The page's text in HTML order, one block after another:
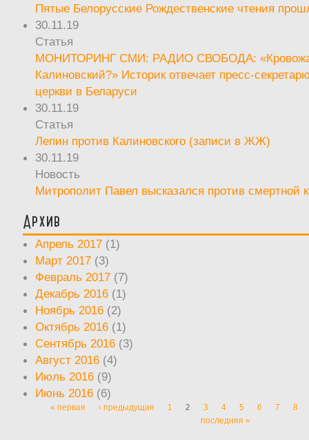
Пятые Белорусские Рождественские чтения
30.11.19
Статья
МОНИТОРИНГ СМИ: РАДИО СВОБОДА:
Калиновский?» Историк отвечает пресс-
церкви в Беларуси
30.11.19
Статья
Лепин против Калиновского (записи в ЖЖ)
30.11.19
Новость
Митрополит Павел высказался против смертной
Архив
Апрель 2017 (1)
Март 2017 (3)
Февраль 2017 (7)
Декабрь 2016 (1)
Ноябрь 2016 (2)
Октябрь 2016 (1)
Сентябрь 2016 (3)
Август 2016 (4)
Июль 2016 (9)
Июнь 2016 (6)
Страницы
« первая ‹ предыдущая 1 2 3 4 5 6 7
8
последняя »